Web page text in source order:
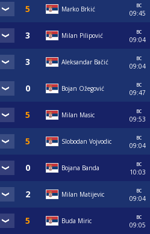
Marko Brkić
вс
09:45
Milan Pilipović
вс
09:04
Aleksandar Bačić
вс
09:04
Bojan Ožegović
вс
09:47
Milan Masic
вс
09:53
Slobodan Vojvodic
вс
09:04
Bojana Banda
вс
10:03
Milan Matijevic
вс
09:04
Buda Miric
вс
09:05